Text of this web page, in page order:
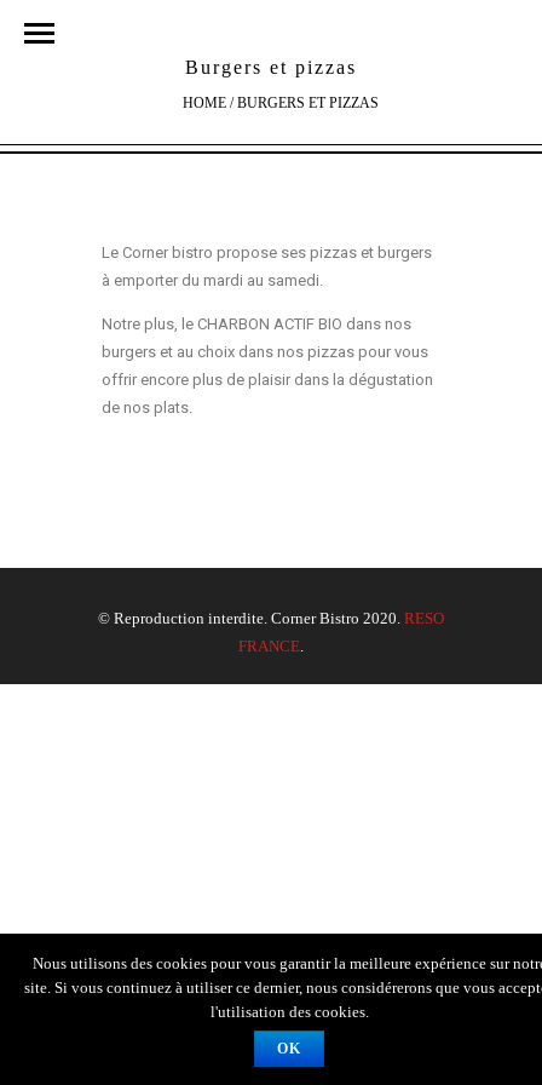
Burgers et pizzas
HOME/BURGERS ET PIZZAS
Le Corner bistro propose ses pizzas et burgers
à emporter du mardi au samedi.
Notre plus, le CHARBON ACTIF BIO dans nos
burgers et au choix dans nos pizzas pour vous
offrir encore plus de plaisir dans la dégustation
de nos plats.
© Reproduction interdite. Corner Bistro 2020. RESO
FRANCE.
Nous utilisons des cookies pour vous garantir la meilleure expérience sur
site. Si vous continuez à utiliser ce dernier, nous considérerons que vous
l'utilisation des cookies.
OK